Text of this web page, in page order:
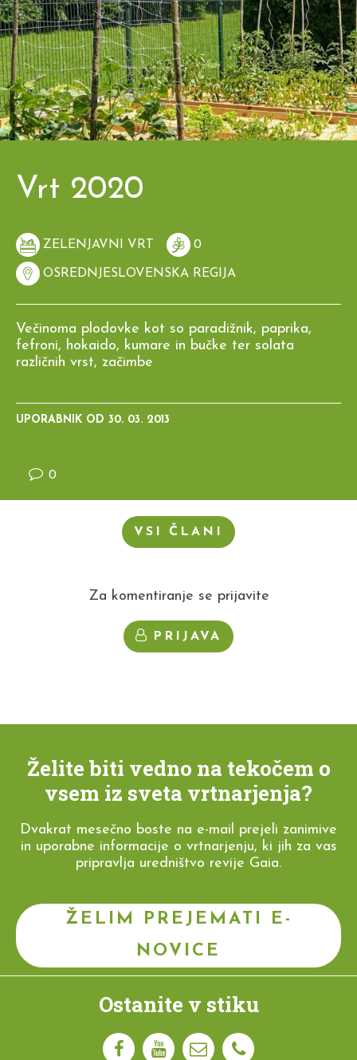
Vrt 2020
ZELENJAVNI VRT 0
OSREDNJESLOVENSKA REGIJA
Večinoma plodovke kot so paradižnik, paprika,
fefroni, hokaido, kumare in bučke ter solata
različnih vrst, začimbe
UPORABNIK OD 30. 03. 2013
0
VSI ČLANI
Za komentiranje se prijavite
PRIJAVA
Želite biti vedno na tekočem o
vsem iz sveta vrtnarjenja?
Dvakrat mesečno boste na e-mail prejeli zanimive
in uporabne informacije o vrtnarjenju, ki jih za vas
pripravlja uredništvo revije Gaia.
ŽELIM PREJEMATI E-
NOVICE
Ostanite v stiku